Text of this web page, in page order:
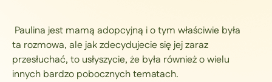
Paulina jest mamą adopcyjną i o tym właściwie była
ta rozmowa, ale jak zdecydujecie się jej zaraz
przesłuchać, to usłyszycie, że była również o wielu
innych bardzo pobocznych tematach.